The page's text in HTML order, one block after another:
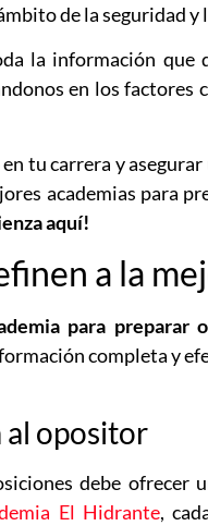
de la seguridad
la información que
en los factores
tu carrera y
academias para
aquí!
a la
para preparar
completa y
al opositor
debe ofrecer
El Hidrante,